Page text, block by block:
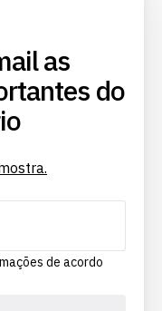
as
do
de acordo